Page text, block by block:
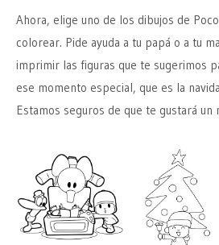
Ahora, elige uno de los dibujos de
colorear. Pide ayuda a tu papá o a tu
imprimir las figuras que te sugerimos
ese momento especial, que es la
Estamos seguros de que te gustará un